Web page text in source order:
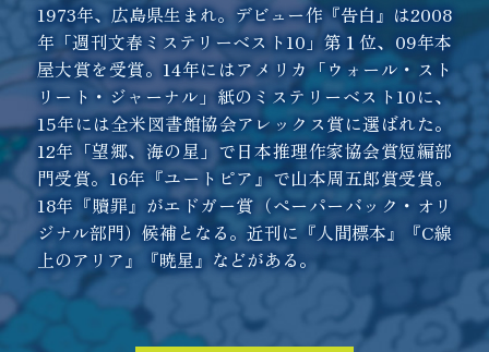
1973年、広島県生まれ。デビュー作『告白』は2008
年「週刊文春ミステリーベスト10」第１位、09年本
屋大賞を受賞。14年にはアメリカ「ウォール・スト
リート・ジャーナル」紙のミステリーベスト10に、
15年には全米図書館協会アレックス賞に選ばれた。
12年「望郷、海の星」で日本推理作家協会賞短編部
門受賞。16年『ユートピア』で山本周五郎賞受賞。
18年『贖罪』がエドガー賞（ペーパーバック・オリ
ジナル部門）候補となる。近刊に『人間標本』『C線
上のアリア』『暁星』などがある。